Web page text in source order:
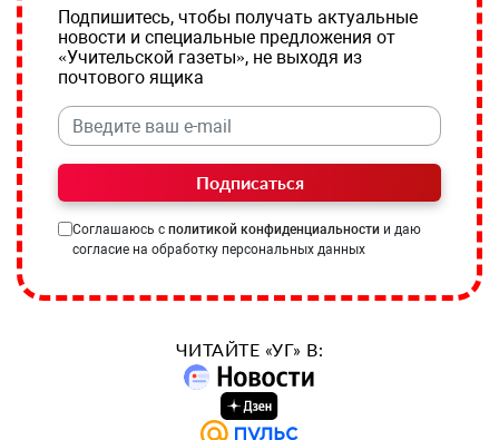
Подпишитесь, чтобы получать актуальные
новости и специальные предложения от
«Учительской газеты», не выходя из
почтового ящика
Подписаться
Соглашаюсь с политикой конфиденциальности и даю
согласие на обработку персональных данных
ЧИТАЙТЕ «УГ» В: